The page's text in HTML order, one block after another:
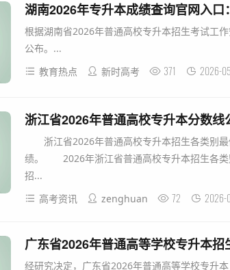
湖南2026年专升本成绩查询官网入
根据湖南省2026年普通高校专升本招生考试工
公布。...
教育热点
新时高考 371 2026-
浙江省2026年普通高校专升本分数线
浙江省2026年普通高校专升本招生各类别最
绩。 2026年浙江省普通高校专升本招生
招...
高考资讯
zenghuan 72 2026-
广东省2026年普通高等学校专升本
经研究决定，广东省2026年普通高等学校专升